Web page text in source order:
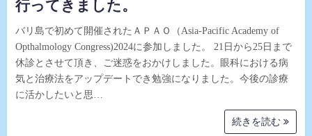
行ってきました。
バリ島で初めて開催されたＡＰＡＯ（Asia-Pacific Academy of
Opthalmology Congress)2024に参加しました。 21日から25日まで
休診とさせて頂き、ご迷惑をおかけしました。眼科における病
気と治療法をアップデートでき勉強になりました。今後の診療
に活かしたいと思…
続きを読む